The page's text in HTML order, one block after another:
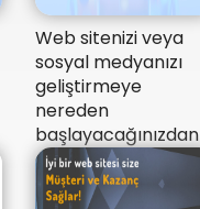
Web sitenizi veya
sosyal medyanızı
geliştirmeye
nereden
başlayacağınızdan
emin değil misiniz?